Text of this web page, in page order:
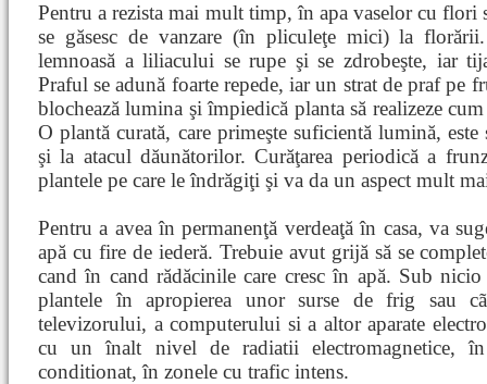
Pentru a rezista mai mult timp, în apa vaselor cu flori
se găsesc de vanzare (în pliculeţe mici) la
lemnoasă a liliacului se rupe şi se zdrobeşte, iar
Praful se adună foarte repede, iar un strat de praf pe
blochează lumina şi împiedică planta să realizeze
O plantă curată, care primeşte suficientă lumină,
şi la atacul dăunătorilor. Curăţarea periodică a
plantele pe care le îndrăgiţi şi va da un aspect mult
Pentru a avea în permanenţă verdeaţă în casa, va
apă cu fire de iederă. Trebuie avut grijă să se
cand în cand rădăcinile care cresc în apă. Sub
plantele în apropierea unor surse de frig sau
televizorului, a computerului si a altor aparate
cu un înalt nivel de radiatii electromagnetice, în
conditionat, în zonele cu trafic intens.